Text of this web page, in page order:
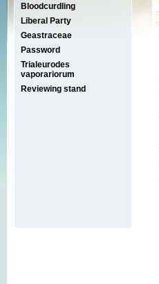
Bloodcurdling
Liberal Party
Geastraceae
Password
Trialeurodes
vaporariorum
Reviewing stand